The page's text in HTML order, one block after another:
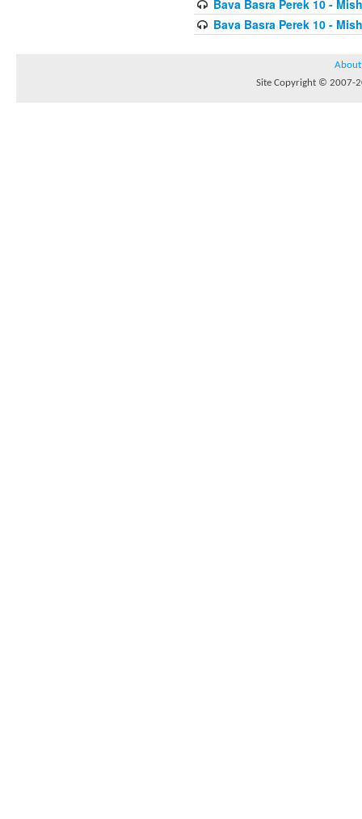
Bava Basra Perek 10 -
Bava Basra Perek 10 -
About
Site Copyright © 2007-